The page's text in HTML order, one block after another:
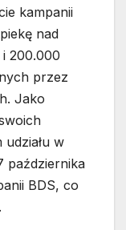
kampanii
nad
200.000
przez
Jako
w
października
BDS, co